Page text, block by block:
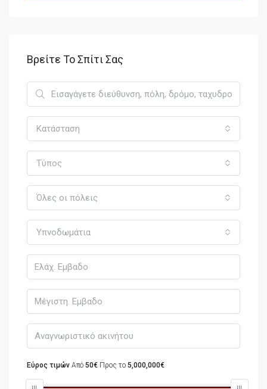
Βρείτε Το Σπίτι Σας
Κατάσταση
Τύπος
Όλες οι πόλεις
Υπνοδωμάτια
Εύρος τιμών Από 50€ Προς το 5,000,000€